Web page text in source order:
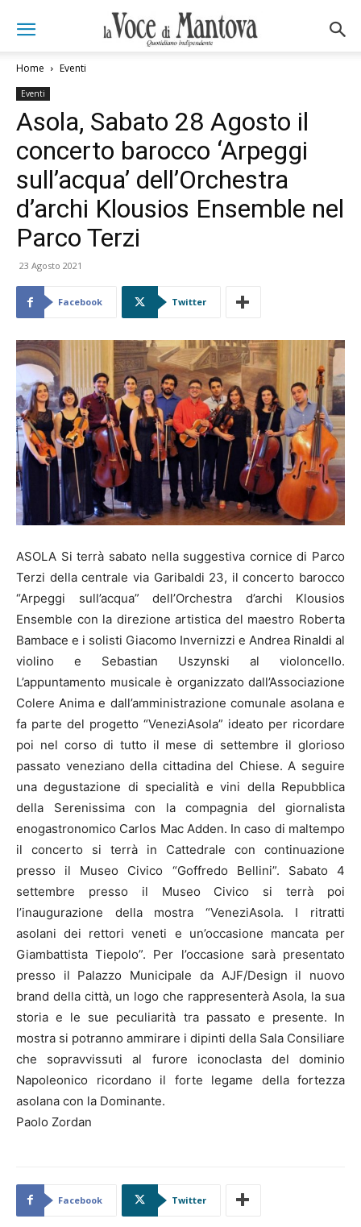
Home Eventi
Eventi
Asola, Sabato 28 Agosto il
concerto barocco ‘Arpeggi
sull’acqua’ dell’Orchestra
d’archi Klousios Ensemble nel
Parco Terzi
23 Agosto 2021
Facebook Twitter
ASOLA Si terrà sabato nella suggestiva cornice di Parco
Terzi della centrale via Garibaldi 23, il concerto barocco
“Arpeggi sull’acqua” dell’Orchestra d’archi Klousios
Ensemble con la direzione artistica del maestro Roberta
Bambace e i solisti Giacomo Invernizzi e Andrea Rinaldi al
violino e Sebastian Uszynski al violoncello.
L’appuntamento musicale è organizzato dall’Associazione
Colere Anima e dall’amministrazione comunale asolana e
fa parte del progetto “VeneziAsola” ideato per ricordare
poi nel corso di tutto il mese di settembre il glorioso
passato veneziano della cittadina del Chiese. A seguire
una degustazione di specialità e vini della Repubblica
della Serenissima con la compagnia del giornalista
enogastronomico Carlos Mac Adden. In caso di maltempo
il concerto si terrà in Cattedrale con continuazione
presso il Museo Civico “Goffredo Bellini”. Sabato 4
settembre presso il Museo Civico si terrà poi
l’inaugurazione della mostra “VeneziAsola. I ritratti
asolani dei rettori veneti e un’occasione mancata per
Giambattista Tiepolo”. Per l’occasione sarà presentato
presso il Palazzo Municipale da AJF/Design il nuovo
brand della città, un logo che rappresenterà Asola, la sua
storia e le sue peculiarità tra passato e presente. In
mostra si potranno ammirare i dipinti della Sala Consiliare
che sopravvissuti al furore iconoclasta del dominio
Napoleonico ricordano il forte legame della fortezza
asolana con la Dominante.
Paolo Zordan
Facebook Twitter